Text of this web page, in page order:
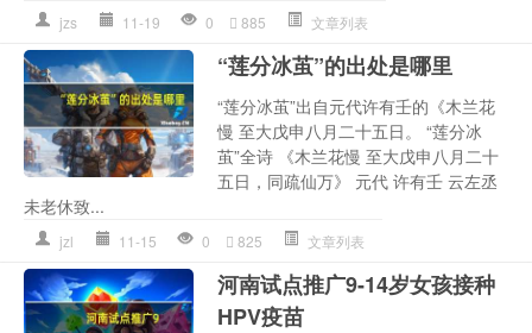
jzs 11-19 0 885 文章列表
“莲分冰茧”的出处是哪里
“莲分冰茧”出自元代许有壬的《木兰花
慢 至大戊申八月二十五日。 “莲分冰
茧”全诗 《木兰花慢 至大戊申八月二十
五日，同疏仙万》 元代 许有壬 云左丞
未老休致...
jzl 11-15 0 825 文章列表
河南试点推广9-14岁女孩接种
HPV疫苗